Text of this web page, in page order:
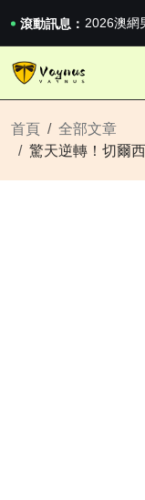
滾動訊息： 2026澳網
《巔峰守
iPhone
iPhone
首頁
全部文章
驚天逆轉！切爾